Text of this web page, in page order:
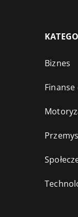
Biznes